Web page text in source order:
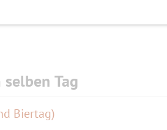
selben Tag
Biertag)